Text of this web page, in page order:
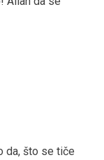
da, što se tiče